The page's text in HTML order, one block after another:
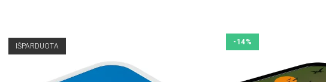
IŠPARDUOTA
-14%